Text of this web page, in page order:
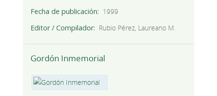
Fecha de publicación
1999
Editor / Compilador
Rubio Pérez, Laureano M.
Gordón Inmemorial